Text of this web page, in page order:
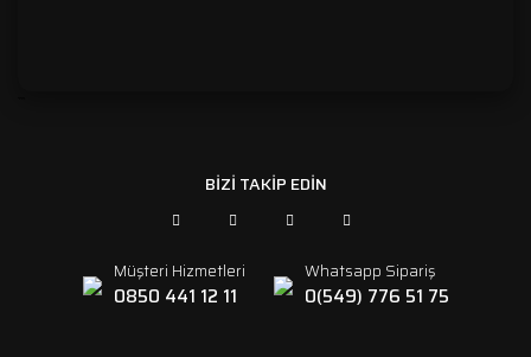
BİZİ TAKİP EDİN
Müşteri Hizmetleri
0850 441 12 11
Whatsapp Sipariş
0(549) 776 51 75